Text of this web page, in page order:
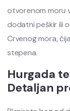
otvorenom moru
dodatni peškir ili
Crvenog mora,
stepena.
Hurgada
Detaljan